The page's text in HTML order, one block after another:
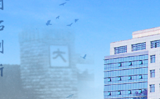
外科系统
医技•平台
病院•中心
科室动态
人文关怀
媒体二院